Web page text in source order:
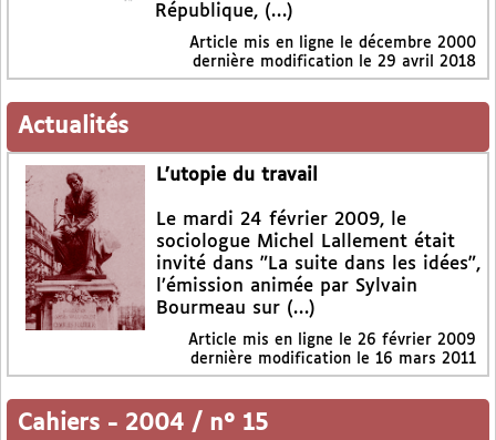
République, (…)
Article mis en ligne le décembre 2000
dernière modification le 29 avril 2018
Actualités
L’utopie du travail
Le mardi 24 février 2009, le
sociologue Michel Lallement était
invité dans "La suite dans les idées",
l’émission animée par Sylvain
Bourmeau sur (…)
Article mis en ligne le 26 février 2009
dernière modification le 16 mars 2011
Cahiers - 2004 / n° 15